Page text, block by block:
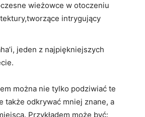
wieżowce w otoczeniu
intrygujący
jeden z najpiękniejszych
można nie tylko podziwiać te
także odkrywać mniej znane, a
Przykładem może być: